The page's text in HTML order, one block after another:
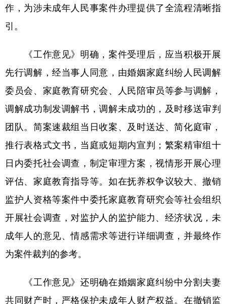
作，为涉未成年人民事案件办理提供了全流程清晰指
引。
《工作意见》明确，案件受理后，应当积极开展
先行调解，经当事人同意，由婚姻家庭纠纷人民调解
委员会、家庭教育研究会、人民陪审员等参与调解，
调解成功制发调解书，调解未成功的，及时移送审判
团队。简案速裁组当日收案、及时送达、简化庭审，
推行表格式文书，当庭或短期内宣判；繁案精审组十
日内委托社会调查，制定审理方案，视情形开展心理
评估、家庭教育指导等。如在抚养权争议较大、撤销
监护人资格等案件中委托家庭教育研究会等社会组织
开展社会调查，对监护人的监护能力、经济状况，未
成年人的意见、情感需求等进行详细调查，并最终作
为案件裁判的参考。
《工作意见》还明确在婚姻家庭纠纷中分割夫妻
共同财产时，严格保护未成年人财产权益。在撤销监